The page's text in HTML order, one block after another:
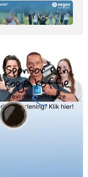
Sponsor een
kopje koffie
Tevreden over onze
dienstverlening? Klik hier!